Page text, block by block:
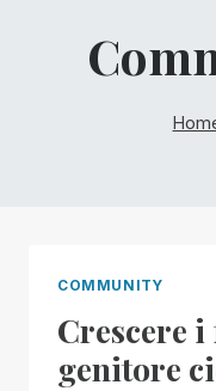
COMMUNITY
Crescere
genitore